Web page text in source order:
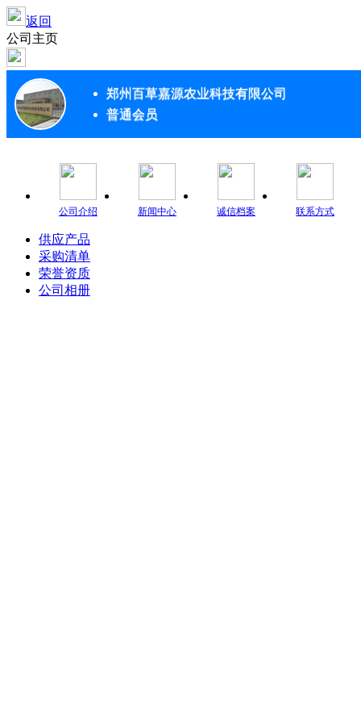
返回
公司主页
郑州百草嘉源农业科技有限公司
普通会员
公司介绍 新闻中心 诚信档案 联系方式
供应产品
采购清单
荣誉资质
公司相册